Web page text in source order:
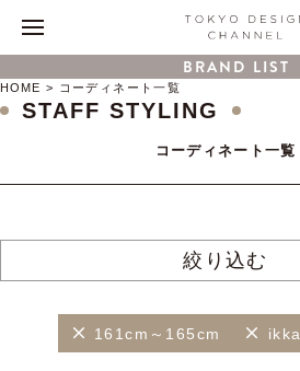
BRAND LIST
HOME コーディネート一覧
STAFF STYLING
コーディネート一覧
絞り込む
161cm～165cm ikka